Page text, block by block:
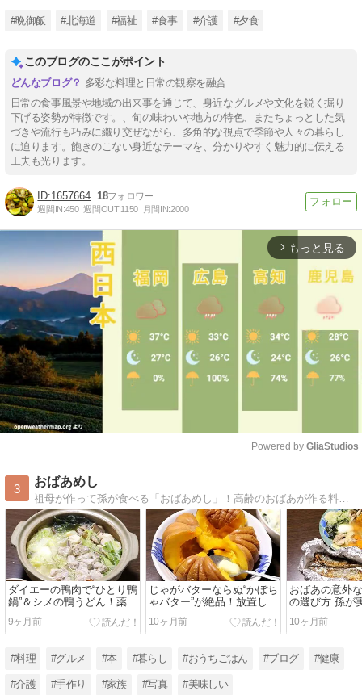
#晩御飯 #北海道 #福祉 #食事 #介護 #夕食
このブログのここがポイント
多彩な料理と日常の観察を融合
日常の食事風景や地域の出来事を通じて、身近なグルメや文化を鋭く掘り
下げる姿勢が特徴です。、旬の味わいや地方の特色、またちょっとした気
づきや流行も巧みに織り交ぜながら、多角的な視点で季節や人々の暮らし
に迫ります。飽きのこない身近なテーマを、分かりやすく魅力的に伝える
工夫も光ります。
1657664 18
週間IN:450 週間OUT:1150 月間IN:2000
arrow_forward_ios もっと見る
Powered by GliaStudios
3
おばあめし
祖母が作って孫が食べる「おばあめし」！高齢のおばあが作る料理を、孫の僕が紹介。食べたおにぎりは6000個以上！NHK「 サラメシ 」出演 月刊誌「SAVVY 」連載 「京都新聞」掲載
ダイエーの鴨肉で“ひとり鴨
鍋”＆シメの鴨うどん！薬味
はパクチーでタイ風に味変
9ヶ月前
じゃがバターならぬ“かぼち
ゃバター”が絶品！放置して
たらハロウィン色になった
小菊かぼちゃで作る
10ヶ月前
おばあの意外
の選び方 孫が
【サンマの塩
ープ』
10ヶ月前
#料理 #グルメ #本 #暮らし #おうちごはん #ブログ #健康
#介護 #手作り #家族 #写真 #美味しい